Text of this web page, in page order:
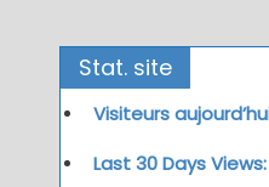
Stat. site
Visiteurs
Last 30 Days Views: